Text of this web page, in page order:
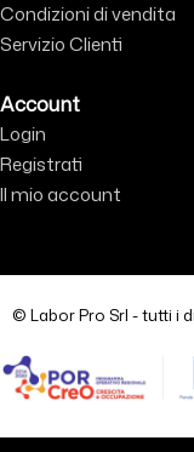
Condizioni di vendita
Servizio Clienti
Account
Login
Registrati
Il mio account
© Labor Pro Srl - tutti i